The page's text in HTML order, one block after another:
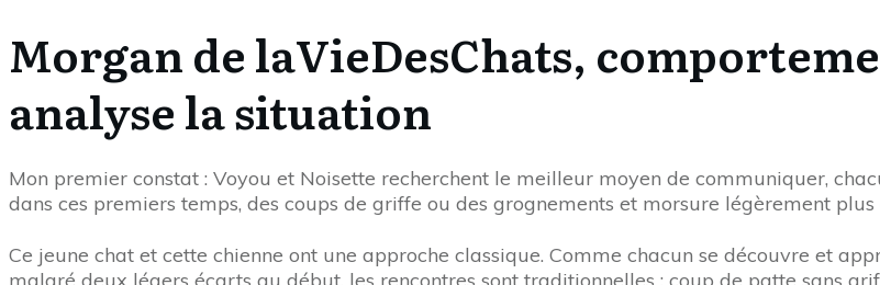
Morgan de laVieDesChats,
analyse la situation
Mon premier constat : Voyou et Noisette recherchent le meilleur moyen de communiquer,
dans ces premiers temps, des coups de griffe ou des grognements et morsure légèrement
Ce jeune chat et cette chienne ont une approche classique. Comme chacun se découvre et